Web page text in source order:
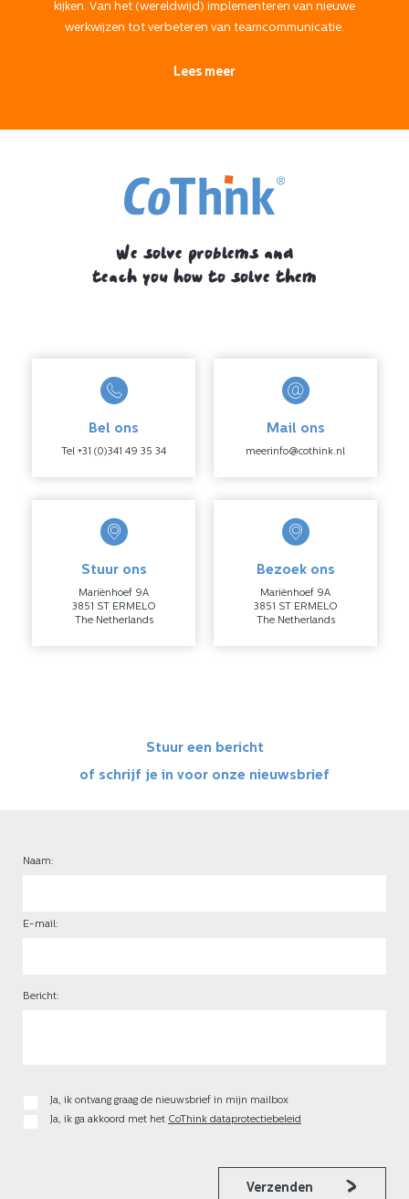
kijken. Van het (wereldwijd) implementeren van nieuwe
werkwijzen tot verbeteren van teamcommunicatie.
Lees meer
We solve problems and
teach you how to solve them
Bel ons
Tel +31 (0)341 49 35 34
Mail ons
meerinfo@cothink.nl
Stuur ons
Mariënhoef 9A
3851 ST ERMELO
The Netherlands
Bezoek ons
Mariënhoef 9A
3851 ST ERMELO
The Netherlands
Stuur een bericht
of schrijf je in voor onze nieuwsbrief
Naam:
E-mail:
Bericht:
Ja, ik ontvang graag de nieuwsbrief in mijn mailbox
Ja, ik ga akkoord met het CoThink dataprotectiebeleid
Verzenden